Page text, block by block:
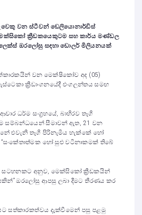
වන ස්ටීවන් ඩෙලියොනාර්ඩිස්
ක්‍රීඩකයෙකුටම සහ කාර්ය මණ්ඩල
ඔරලෝසු සඳහා ඩොලර් මිලියනයක්
වන මෙක්ෂිකෝව අද (05)
ක්‍රීඩාංගනයේදී එංගලන්තය සමඟ
ධර්ම සංග්‍රහයේ, බාහිරව තෑගි
සම්බන්ධයෙන් සීමාවන් ඇත, 21 වන
එවැනි තෑගි පිරිනැමිය හැක්කේ හෝ
හෝ සුළු වටිනාකමක් තිබේ
සටහනකට අනුව, මෙක්සිකෝ ක්‍රීඩකයින්
ඔරලෝසු ආපසු ලබා දීමට තීරණය කර
සත්කාරකත්වය දැක්වීමෙන් පසු පළමු